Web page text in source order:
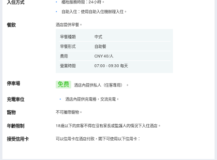
入住方式
櫃枱服務時間：24小時。
自助入住：使用自助入住機辦理入住。
餐飲 酒店提供早餐。
早餐種類
中式
早餐形式
自助餐
費用
CNY 40/人
營業時間
07:00 - 09:30 每天
停車場 免费 酒店內提供私人（住客專用） 。
充電車位 • 酒店內提供充電樁，交流充電。
寵物 不可攜帶寵物。
年齡限制 18歲以下的房客不得在沒有家長或監護人的情況下入住酒店。
接受信用卡 可以信用卡在酒店付款，閣下可使用以下信用卡：